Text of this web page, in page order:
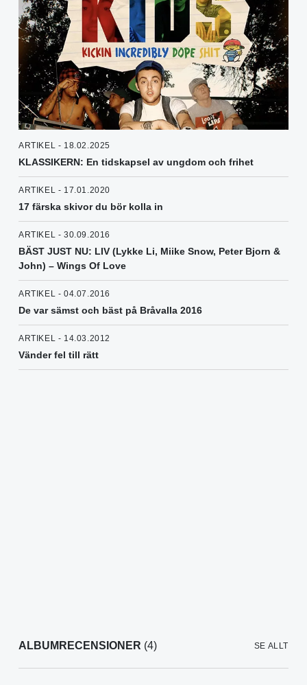
ARTIKEL - 18.02.2025
KLASSIKERN: En tidskapsel av ungdom och frihet
ARTIKEL - 17.01.2020
17 färska skivor du bör kolla in
ARTIKEL - 30.09.2016
BÄST JUST NU: LIV (Lykke Li, Miike Snow, Peter Bjorn &
John) – Wings Of Love
ARTIKEL - 04.07.2016
De var sämst och bäst på Bråvalla 2016
ARTIKEL - 14.03.2012
Vänder fel till rätt
ALBUMRECENSIONER (4) SE ALLT